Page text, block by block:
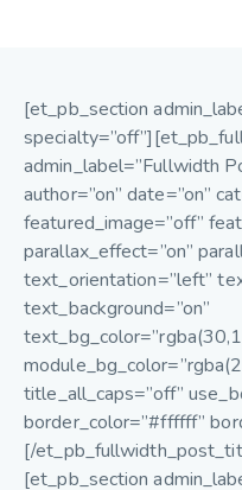
[et_pb_section
admin_label=”Fullwidth
author=”on” date=”on”
featured_image=”off”
parallax_effect=”on”
text_orientation=”left”
text_background=”on”
title_all_caps=”off”
border_color=”#ffffff”
[/
[et_pb_section